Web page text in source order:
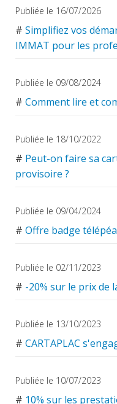
Publiée le 16/07/2026
# Simplifiez vos
IMMAT pour les
Publiée le 09/08/2024
# Comment lire et
Publiée le 18/10/2022
# Peut-on faire sa
provisoire ?
Publiée le 09/04/2024
# Offre badge
Publiée le 02/11/2023
# -20% sur le prix de
Publiée le 13/10/2023
# CARTAPLAC
Publiée le 10/07/2023
# 10% sur les